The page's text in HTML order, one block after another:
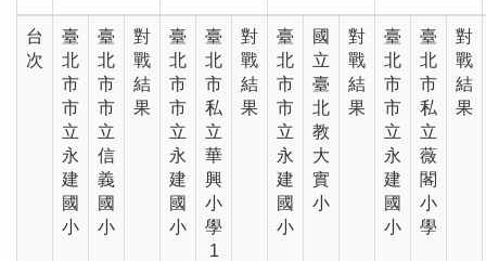
台
次
臺
北
市
市
立
永
建
國
小
臺
北
市
市
立
信
義
國
小
對
戰
結
果
臺
北
市
市
立
永
建
國
小
臺
北
市
私
立
華
興
小
學
1
對
戰
結
果
臺
北
市
市
立
永
建
國
小
國
立
臺
北
教
大
實
小
對
戰
結
果
臺
北
市
市
立
永
建
國
小
臺
北
市
私
立
薇
閣
小
學
對
戰
結
果